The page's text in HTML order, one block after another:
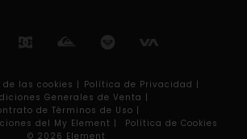
las cookies | Política de Privacidad |
Generales de Venta |
de Términos de Uso |
del My Element |
Política de Cookies
© 2026 Element